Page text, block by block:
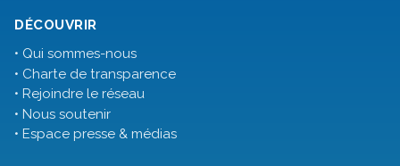
DÉCOUVRIR
• Qui sommes-nous
• Charte de transparence
• Rejoindre le réseau
• Nous soutenir
• Espace presse & médias